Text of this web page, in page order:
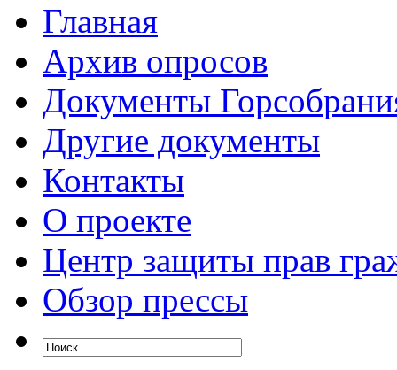
Главная
Архив опросов
Документы
Другие документы
Контакты
О проекте
Центр защиты прав
Обзор прессы